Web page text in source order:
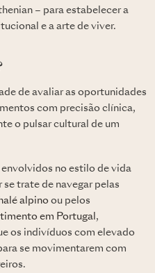
– para estabelecer a
e a arte de viver.
de avaliar as oportunidades
com precisão clínica,
o pulsar cultural de um
no estilo de vida
trate de navegar pelas
alpino ou pelos
em Portugal ,
os indivíduos com elevado
se movimentarem com